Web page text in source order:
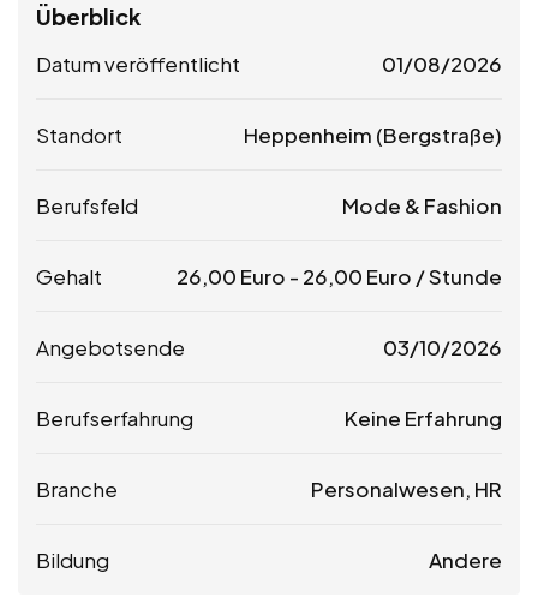
Überblick
Datum veröffentlicht 01/08/2026
Standort Heppenheim (Bergstraße)
Berufsfeld Mode & Fashion
Gehalt 26,00 Euro - 26,00 Euro / Stunde
Angebotsende 03/10/2026
Berufserfahrung Keine Erfahrung
Branche Personalwesen, HR
Bildung Andere